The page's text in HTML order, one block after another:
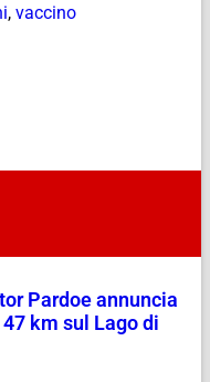
, vaccino
Pardoe annuncia
km sul Lago di